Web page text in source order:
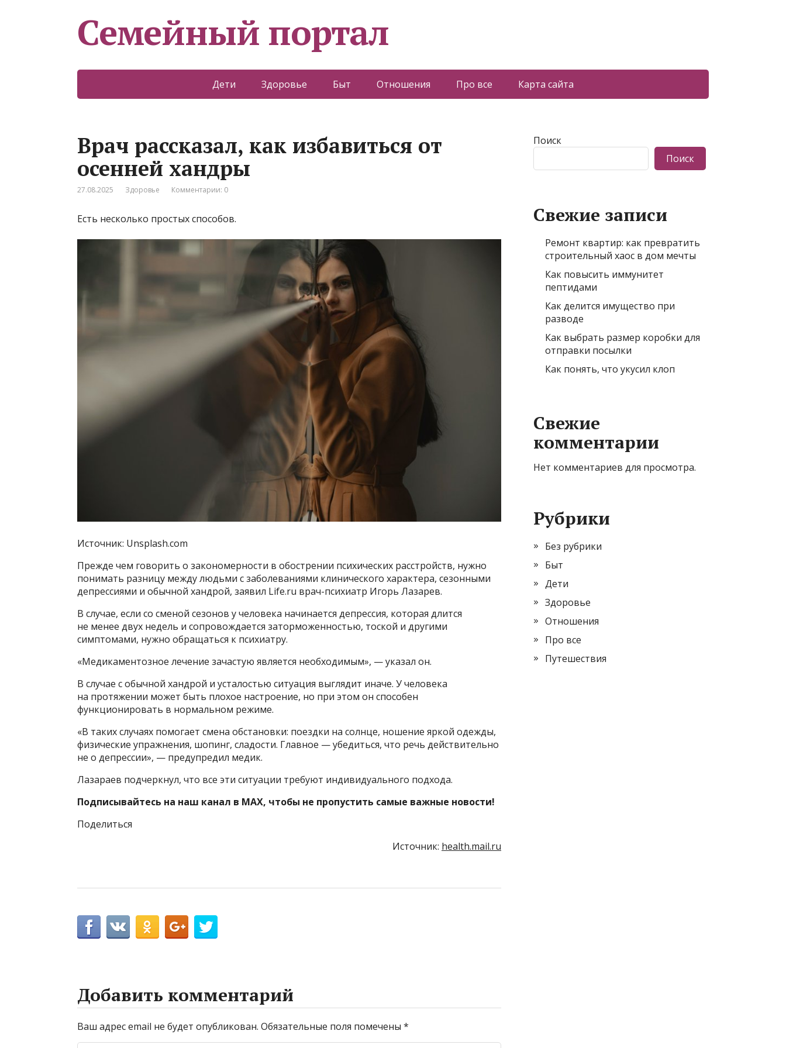
Семейный портал
Дети Здоровье Быт Отношения Про все Карта сайта
Врач рассказал, как избавиться от
осенней хандры
27.08.2025 Здоровье Комментарии: 0
Есть несколько простых способов.
Источник: Unsplash.com
Прежде чем говорить о закономерности в обострении психических расстройств, нужно
понимать разницу между людьми с заболеваниями клинического характера, сезонными
депрессиями и обычной хандрой, заявил Life.ru врач-психиатр Игорь Лазарев.
В случае, если со сменой сезонов у человека начинается депрессия, которая длится
не менее двух недель и сопровождается заторможенностью, тоской и другими
симптомами, нужно обращаться к психиатру.
«Медикаментозное лечение зачастую является необходимым», — указал он.
В случае с обычной хандрой и усталостью ситуация выглядит иначе. У человека
на протяжении может быть плохое настроение, но при этом он способен
функционировать в нормальном режиме.
«В таких случаях помогает смена обстановки: поездки на солнце, ношение яркой одежды,
физические упражнения, шопинг, сладости. Главное — убедиться, что речь действительно
не о депрессии», — предупредил медик.
Лазараев подчеркнул, что все эти ситуации требуют индивидуального подхода.
Подписывайтесь на наш канал в MAX, чтобы не пропустить самые важные новости!
Поделиться
Источник: health.mail.ru
Добавить комментарий
Ваш адрес email не будет опубликован. Обязательные поля помечены *
Поиск
Поиск
Свежие записи
Ремонт квартир: как превратить
строительный хаос в дом мечты
Как повысить иммунитет
пептидами
Как делится имущество при
разводе
Как выбрать размер коробки для
отправки посылки
Как понять, что укусил клоп
Свежие
комментарии
Нет комментариев для просмотра.
Рубрики
Без рубрики
Быт
Дети
Здоровье
Отношения
Про все
Путешествия